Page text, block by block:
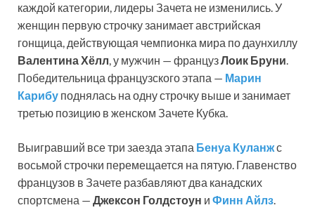
каждой категории, лидеры Зачета не изменились. У
женщин первую строчку занимает австрийская
гонщица, действующая чемпионка мира по даунхиллу
Валентина Хёлл, у мужчин — французЛоик Бруни.
Победительница французского этапа — Марин
Карибу поднялась на одну строчку выше и занимает
третью позицию в женском Зачете Кубка.
Выигравший все три заезда этапа Бенуа Куланжс
восьмой строчки перемещается на пятую. Главенство
французов в Зачете разбавляют два канадских
спортсмена — Джексон Голдстоун и Финн Айлз.